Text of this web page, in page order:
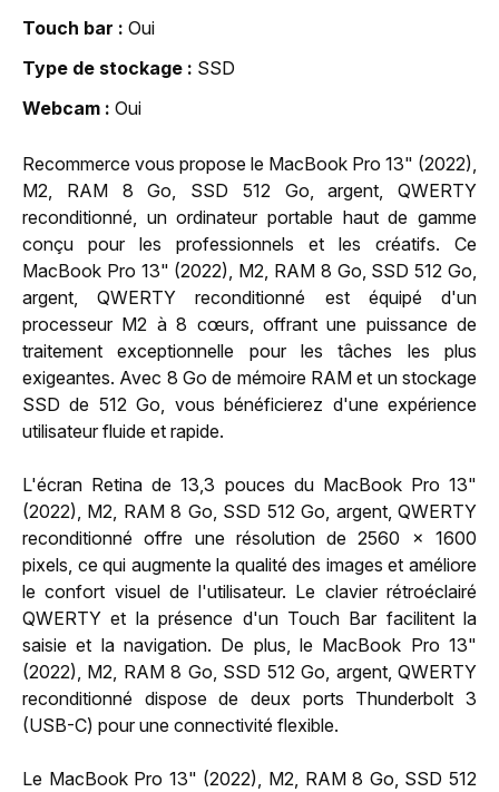
Touch bar
Oui
Type de stockage
SSD
Webcam
Oui
Recommerce vous propose le MacBook Pro 13" (2022),
M2, RAM 8 Go, SSD 512 Go, argent, QWERTY
reconditionné, un ordinateur portable haut de gamme
conçu pour les professionnels et les créatifs. Ce
MacBook Pro 13" (2022), M2, RAM 8 Go, SSD 512 Go,
argent, QWERTY reconditionné est équipé d'un
processeur M2 à 8 cœurs, offrant une puissance de
traitement exceptionnelle pour les tâches les plus
exigeantes. Avec 8 Go de mémoire RAM et un stockage
SSD de 512 Go, vous bénéficierez d'une expérience
utilisateur fluide et rapide.
L'écran Retina de 13,3 pouces du MacBook Pro 13"
(2022), M2, RAM 8 Go, SSD 512 Go, argent, QWERTY
reconditionné offre une résolution de 2560 x 1600
pixels, ce qui augmente la qualité des images et améliore
le confort visuel de l'utilisateur. Le clavier rétroéclairé
QWERTY et la présence d'un Touch Bar facilitent la
saisie et la navigation. De plus, le MacBook Pro 13"
(2022), M2, RAM 8 Go, SSD 512 Go, argent, QWERTY
reconditionné dispose de deux ports Thunderbolt 3
(USB-C) pour une connectivité flexible.
Le MacBook Pro 13" (2022), M2, RAM 8 Go, SSD 512